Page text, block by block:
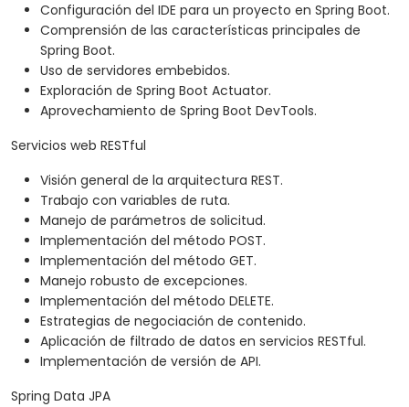
Configuración del IDE para un proyecto en Spring Boot.
Comprensión de las características principales de
Spring Boot.
Uso de servidores embebidos.
Exploración de Spring Boot Actuator.
Aprovechamiento de Spring Boot DevTools.
Servicios web RESTful
Visión general de la arquitectura REST.
Trabajo con variables de ruta.
Manejo de parámetros de solicitud.
Implementación del método POST.
Implementación del método GET.
Manejo robusto de excepciones.
Implementación del método DELETE.
Estrategias de negociación de contenido.
Aplicación de filtrado de datos en servicios RESTful.
Implementación de versión de API.
Spring Data JPA